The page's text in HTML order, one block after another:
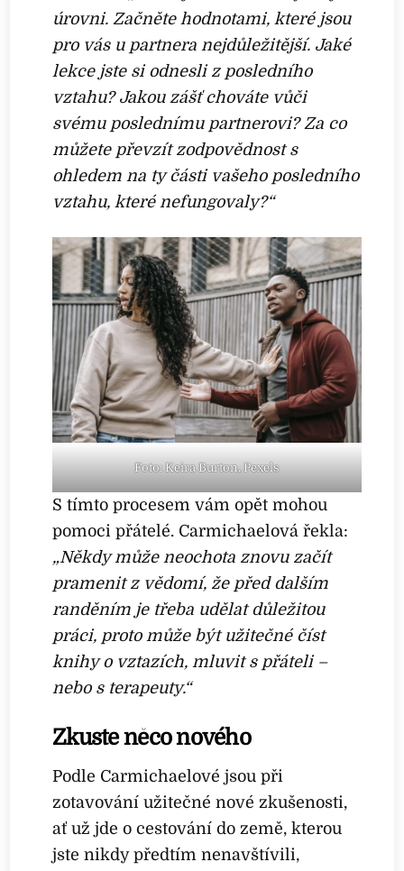
úrovni. Začněte hodnotami, které jsou
pro vás u partnera nejdůležitější. Jaké
lekce jste si odnesli z posledního
vztahu? Jakou zášť chováte vůči
svému poslednímu partnerovi? Za co
můžete převzít zodpovědnost s
ohledem na ty části vašeho posledního
vztahu, které nefungovaly?“
Foto: Keira Burton, Pexels
S tímto procesem vám opět mohou
pomoci přátelé. Carmichaelová řekla:
„Někdy může neochota znovu začít
pramenit z vědomí, že před dalším
randěním je třeba udělat důležitou
práci, proto může být užitečné číst
knihy o vztazích, mluvit s přáteli –
nebo s terapeuty.“
Zkuste něco nového
Podle Carmichaelové jsou při
zotavování užitečné nové zkušenosti,
ať už jde o cestování do země, kterou
jste nikdy předtím nenavštívili,